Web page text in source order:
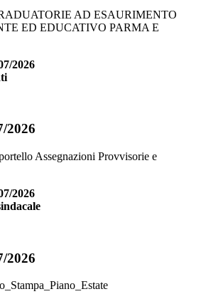
AD ESAURIMENTO
ED EDUCATIVO PARMA E
2026
2026
Assegnazioni Provvisorie e
2026
2026